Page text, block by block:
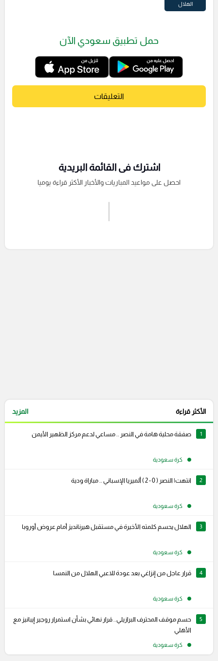
الهلال
حمل تطبيق سعودي الآن
التعليقات
اشترك فى القائمة البريدية
احصل على مواعيد المباريات والأخبار الأكثر قراءة يوميا
الأكثر قراءة المزيد
1 صفقة محلية هامة في النصر .. مساعي لدعم مركز الظهير الأيمن
كرة سعودية
2 انتهت| النصر ( 0 - 2 ) ألميريا الإسباني .. مباراة ودية
كرة سعودية
3 الهلال يحسم كلمته الأخيرة في مستقبل هيرنانديز أمام عروض أوروبا
كرة سعودية
4 قرار عاجل من إنزاغي بعد عودة للاعبي الهلال من النمسا
كرة سعودية
5
حسم موقف المحترف البرازيلي.. قرار نهائي بشأن استمرار روجير إيبانيز مع
الأهلي
كرة سعودية